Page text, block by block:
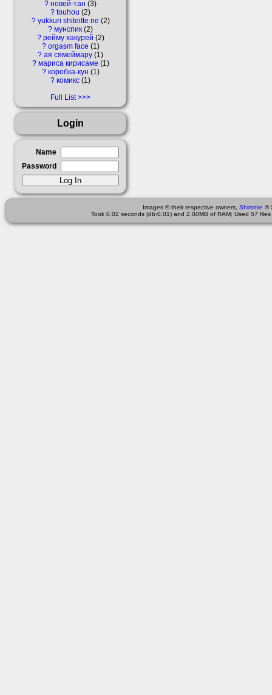
? новей-тан 3
? touhou 2
? yukkuri shiteitte ne 2
? мунспик 2
? рейму хакурей 2
? orgasm face 1
? ая сямеймару 1
? мариса кирисаме 1
? коробка-кун 1
? комикс 1
Full List
Login
Name
Password
Images © their respective owners, Shimmie ©
Took 0.02 seconds (db:0.01) and 2.00MB of RAM; Used 57